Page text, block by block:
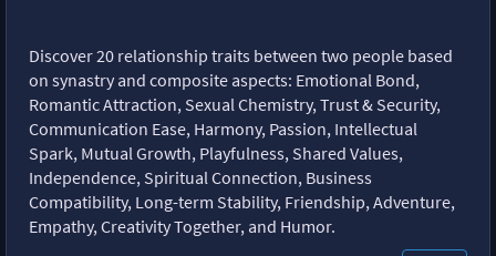
Discover 20 relationship traits between two people based
on synastry and composite aspects: Emotional Bond,
Romantic Attraction, Sexual Chemistry, Trust & Security,
Communication Ease, Harmony, Passion, Intellectual
Spark, Mutual Growth, Playfulness, Shared Values,
Independence, Spiritual Connection, Business
Compatibility, Long-term Stability, Friendship, Adventure,
Empathy, Creativity Together, and Humor.